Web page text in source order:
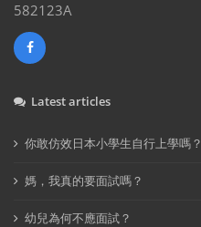
582123A
Latest articles
你敢仿效日本小學生自行上學嗎？
媽，我真的要面試嗎？
幼兒為何不應面試？